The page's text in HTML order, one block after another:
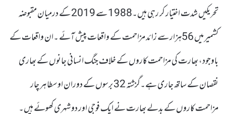
تحریکیں شدت اختیار کر رہی ہیں۔1988 سے 2019 کے درمیان مقبوضہ
کشمیر میں 56ہزار سے زائد مزاحمت کے واقعات پیش آئے ۔ان واقعات کے
باوجود، بھارت کی مزاحمت کاروں کے خلاف جنگ انسانی جانوں کے بھاری
نقصان کے ساتھ جاری ہے۔گزشتہ 32 برسوں کے دوران اوسطا ہر چار
مزاحمت کاروں کے بدلے بھارت نے ایک فوجی اور دو شہری کھوئے ہیں۔